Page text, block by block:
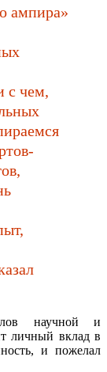
ампира»
с чем,
научной и
личный вклад в
и пожелал